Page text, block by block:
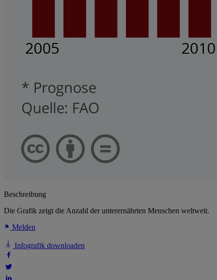
Beschreibung
Die Grafik zeigt die Anzahl der unterernährten Menschen weltweit.
Melden
Infografik downloaden